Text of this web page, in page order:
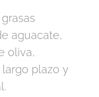
aguacate,
oliva,
plazo y